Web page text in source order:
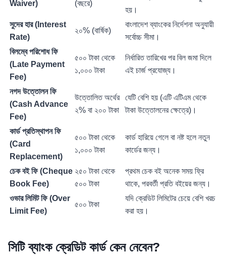
Waiver) (বছরে)
হয়।
সুদের হার (Interest
Rate)
২০% (বার্ষিক)
বাংলাদেশ ব্যাংকের নির্দেশনা অনুযায়ী
সর্বোচ্চ সীমা।
বিলম্বে পরিশোধ ফি
(Late Payment
Fee)
৫০০ টাকা থেকে
১,০০০ টাকা
নির্ধারিত তারিখের পর বিল জমা দিলে
এই চার্জ প্রযোজ্য।
নগদ উত্তোলন ফি
(Cash Advance
Fee)
উত্তোলিত অর্থের
২% বা ২০০ টাকা
যেটি বেশি হয় (এটি এটিএম থেকে
টাকা উত্তোলনের ক্ষেত্রে)।
কার্ড প্রতিস্থাপন ফি
(Card
Replacement)
৫০০ টাকা থেকে
১,০০০ টাকা
কার্ড হারিয়ে গেলে বা নষ্ট হলে নতুন
কার্ডের জন্য।
চেক বই ফি (Cheque
Book Fee)
২৫০ টাকা থেকে
৫০০ টাকা
প্রথম চেক বই অনেক সময় ফ্রি
থাকে, পরবর্তী প্রতি বইয়ের জন্য।
ওভার লিমিট ফি (Over
Limit Fee)
৫০০ টাকা
যদি ক্রেডিট লিমিটের চেয়ে বেশি খরচ
করা হয়।
সিটি ব্যাংক ক্রেডিট কার্ড কেন নেবেন?